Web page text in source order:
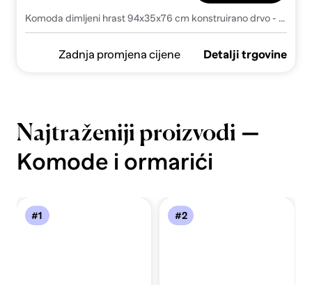
Komoda dimljeni hrast 94x35x76 cm konstruirano drvo - Dimljeni hrast 1
Zadnja promjena cijene Detalji trgovine
Najtraženiji proizvodi —
Komode i ormarići
#1 #2